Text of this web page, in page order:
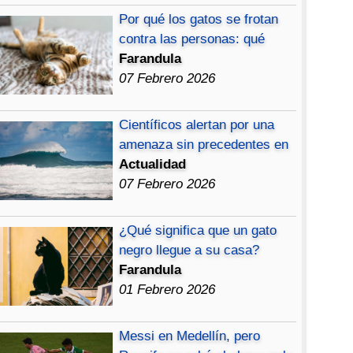
Por qué los gatos se frotan
contra las personas: qué
Farandula
07 Febrero 2026
Científicos alertan por una
amenaza sin precedentes en
Actualidad
07 Febrero 2026
¿Qué significa que un gato
negro llegue a su casa?
Farandula
01 Febrero 2026
Messi en Medellín, pero